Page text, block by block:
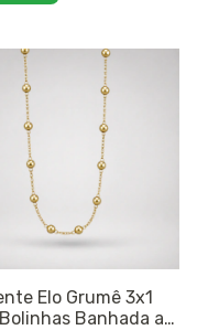
Elo Grumê 3x1
Banhada a